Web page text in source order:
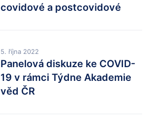
covidové a postcovidové
5. října 2022
Panelová diskuze ke COVID-
19 v rámci Týdne Akademie
věd ČR